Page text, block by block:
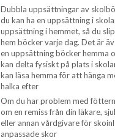
Dubbla uppsättningar av
du kan ha en uppsättning i
uppsättning i hemmet, så du
hem böcker varje dag. Det är
en uppsättning böcker hemma
kan delta fysiskt på plats i
kan läsa hemma för att hänga
halka efter
Om du har problem med
om en remiss från din läkare,
eller annan vårdgivare för
anpassade skor